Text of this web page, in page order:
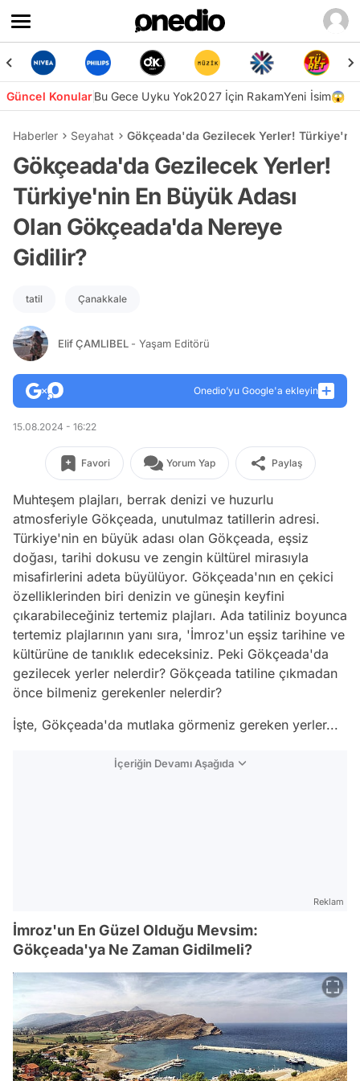
Güncel KonularBu Gece Uyku Yok2027 İçin RakamYeni İsim😱
Haberler Seyahat Gökçeada'da Gezilecek Yerler!
Gökçeada'da Gezilecek Yerler!
Türkiye'nin En Büyük Adası
Olan Gökçeada'da Nereye
Gidilir?
tatil Çanakkale
Elif ÇAMLIBEL - Yaşam Editörü
Onedio’yu Google'a ekleyin
15.08.2024 - 16:22
Favori Yorum Yap Paylaş
Muhteşem plajları, berrak denizi ve huzurlu
atmosferiyle Gökçeada, unutulmaz tatillerin adresi.
Türkiye'nin en büyük adası olan Gökçeada, eşsiz
doğası, tarihi dokusu ve zengin kültürel mirasıyla
misafirlerini adeta büyülüyor. Gökçeada'nın en çekici
özelliklerinden biri denizin ve güneşin keyfini
çıkarabileceğiniz tertemiz plajları. Ada tatiliniz boyunca
tertemiz plajlarının yanı sıra, 'İmroz'un eşsiz tarihine ve
kültürüne de tanıklık edeceksiniz. Peki Gökçeada'da
gezilecek yerler nelerdir? Gökçeada tatiline çıkmadan
önce bilmeniz gerekenler nelerdir?
İşte, Gökçeada'da mutlaka görmeniz gereken yerler...
İçeriğin Devamı Aşağıda
Reklam
İmroz'un En Güzel Olduğu Mevsim:
Gökçeada'ya Ne Zaman Gidilmeli?